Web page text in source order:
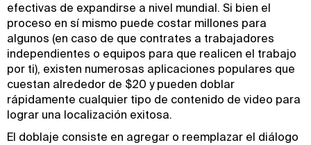
efectivas de expandirse a nivel mundial. Si bien el
proceso en sí mismo puede costar millones para
algunos (en caso de que contrates a trabajadores
independientes o equipos para que realicen el trabajo
por ti), existen numerosas aplicaciones populares que
cuestan alrededor de $20 y pueden doblar
rápidamente cualquier tipo de contenido de video para
lograr una localización exitosa.
El doblaje consiste en agregar o reemplazar el diálogo